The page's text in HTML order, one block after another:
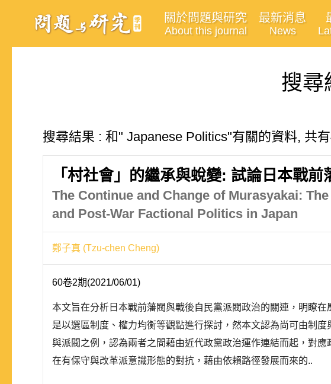
關於問題與研究
About this journal
最新消息
News
搜尋
搜尋結果 : 和" Japanese Politics"有關的資料, 共
「村社會」的繼承與蛻變: 試論日本戰
The Continue and Change of Murasyakai:
and Post-War Factional Politics in Japan
鄭子真 (Tzu-chen Cheng)
60卷2期(2021/06/01)
本文旨在分析日本戰前藩閥與戰後自民黨派閥政治的關連，明瞭
是以選區制度、權力均衡等觀點進行探討，然本文認為尚可由制
與派閥之例，認為兩者之間藉由近代政黨政治運作連結而起，對
在有保守與改革派意識形態的對抗，藉由依賴路徑發展而來的..